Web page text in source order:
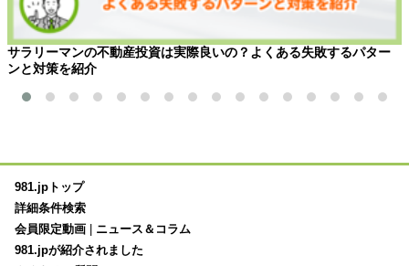
サラリーマンの不動産投資は実際良いの？よくある失敗するパター
ンと対策を紹介
981.jpトップ
詳細条件検索
会員限定動画
ニュース＆コラム
981.jpが紹介されました